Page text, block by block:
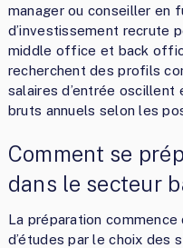
manager ou conseiller en
d’investissement recrute
middle office et back
recherchent des profils
salaires d’entrée
bruts annuels selon les
Comment se
dans le secteur
La préparation
d’études par le choix des